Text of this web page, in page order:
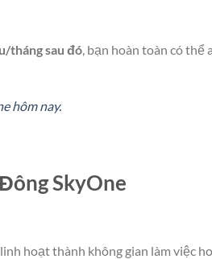
tháng sau đó, bạn hoàn toàn có thể
hôm nay.
SkyOne
hoạt thành không gian làm việc